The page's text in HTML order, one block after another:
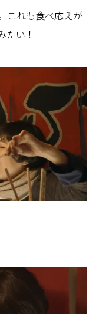
これも食べ応えが
たい！